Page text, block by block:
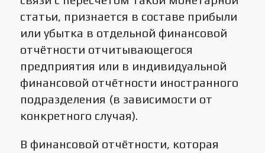
статьи, признается в составе прибыли
или убытка в отдельной финансовой
отчётности отчитывающегося
предприятия или в индивидуальной
финансовой отчётности иностранного
подразделения (в зависимости от
конкретного случая).
В финансовой отчётности, которая